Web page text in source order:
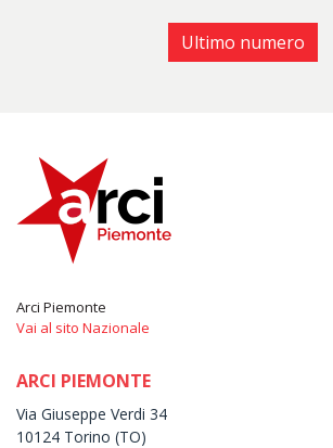
Ultimo numero
Arci Piemonte
Vai al sito Nazionale
ARCI PIEMONTE
Via Giuseppe Verdi 34
10124 Torino (TO)